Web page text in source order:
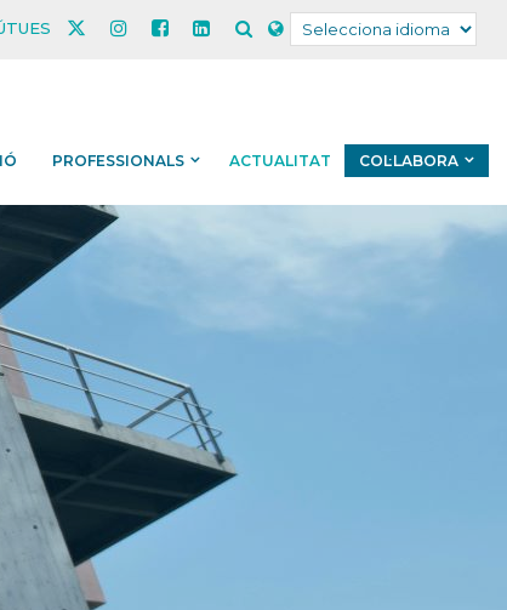
PROFESSIONALS ACTUALITAT COL·LABORA